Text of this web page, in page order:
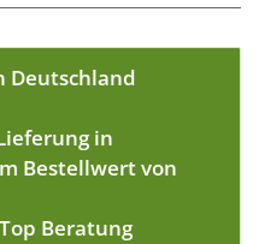
Deutschland
in
Bestellwert von
Beratung